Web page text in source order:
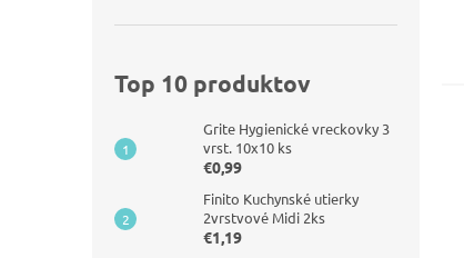
Top 10 produktov
Grite Hygienické vreckovky 3
vrst. 10x10 ks
€0,99
Finito Kuchynské utierky
2vrstvové Midi 2ks
€1,19